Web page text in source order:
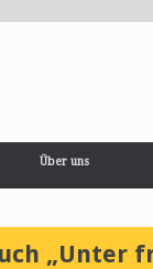
Über uns
„Unter